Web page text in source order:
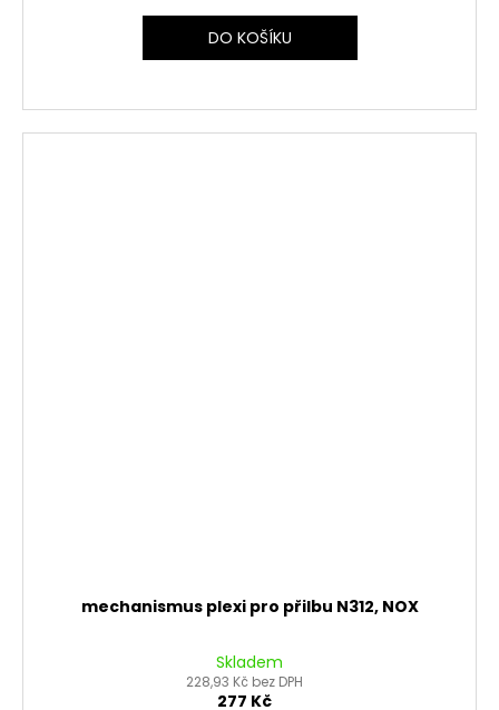
DO KOŠÍKU
mechanismus plexi pro přilbu N312, NOX
Skladem
228,93 Kč bez DPH
277 Kč